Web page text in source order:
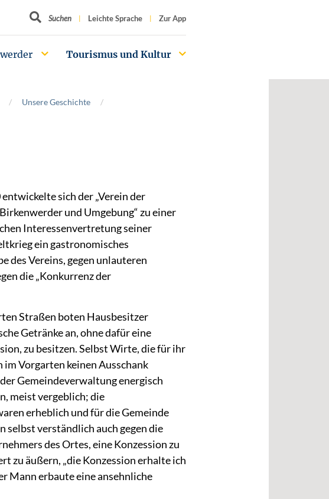
Suchbegriff
Suchen Leichte Sprache Zur App
Tourismus und Kultur
Unsere Geschichte
sich der „Verein der
und Umgebung“ zu einer
Interessenvertretung seiner
ein gastronomisches
des Vereins, gegen unlauteren
die „Konkurrenz der
Straßen boten Hausbesitzer
Getränke an, ohne dafür eine
zu besitzen. Selbst Wirte, die für ihr
Vorgarten keinen Ausschank
Gemeindeverwaltung energisch
meist vergeblich; die
erheblich und für die Gemeinde
verständlich auch gegen die
des Ortes, eine Konzession zu
zu äußern, „die Konzession erhalte ich
Mann erbaute eine ansehnliche